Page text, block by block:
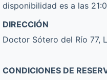
disponibilidad es a las
DIRECCIÓN
Doctor Sótero del Río 77,
CONDICIONES DE